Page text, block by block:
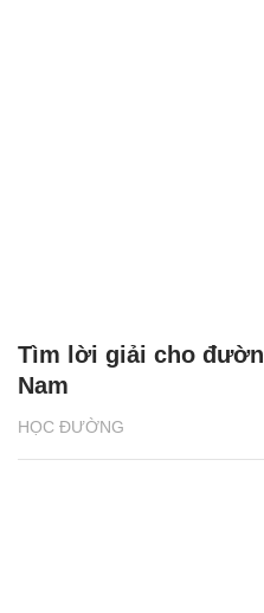
HỌC ĐƯỜNG
Tìm lời giải cho
Nam